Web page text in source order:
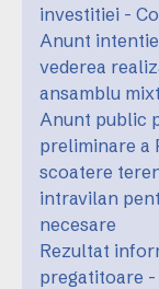
investitiei -
Anunt intentie
vederea
ansamblu mixt
Anunt public
preliminare a
scoatere
intravilan
necesare
Rezultat
pregatitoare